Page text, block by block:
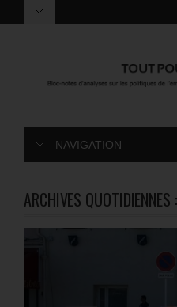
NAVIGATION
ARCHIVES QUOTIDIENNES :